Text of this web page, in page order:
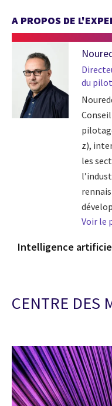
A PROPOS DE
du
z),
les
Voir le
Intelligence
CENTRE DES